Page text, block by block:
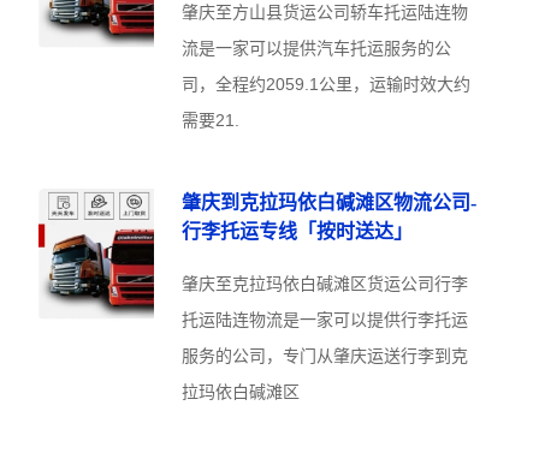
肇庆至方山县货运公司轿车托运陆连物
流是一家可以提供汽车托运服务的公
司，全程约2059.1公里，运输时效大约
需要21.
肇庆到克拉玛依白碱滩区物流公司-
行李托运专线「按时送达」
肇庆至克拉玛依白碱滩区货运公司行李
托运陆连物流是一家可以提供行李托运
服务的公司，专门从肇庆运送行李到克
拉玛依白碱滩区